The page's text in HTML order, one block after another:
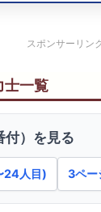
スポンサーリン
士一覧
付）を見る
24人目) 3ペー